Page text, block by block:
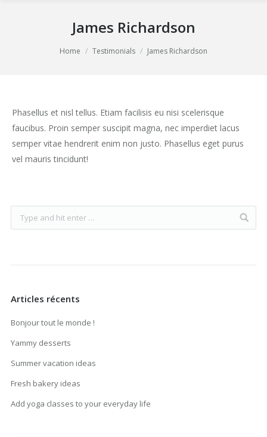
James Richardson
You are here:Home Testimonials James Richardson
Phasellus et nisl tellus. Etiam facilisis eu nisi scelerisque
faucibus. Proin semper suscipit magna, nec imperdiet lacus
semper vitae hendrerit enim non justo. Phasellus eget purus
vel mauris tincidunt!
Articles récents
Bonjour tout le monde !
Yammy desserts
Summer vacation ideas
Fresh bakery ideas
Add yoga classes to your everyday life